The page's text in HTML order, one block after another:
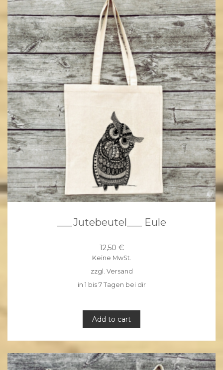
___Jutebeutel___ Eule
12,50 €
Keine MwSt.
zzgl. Versand
in 1 bis 7 Tagen bei dir
Add to cart